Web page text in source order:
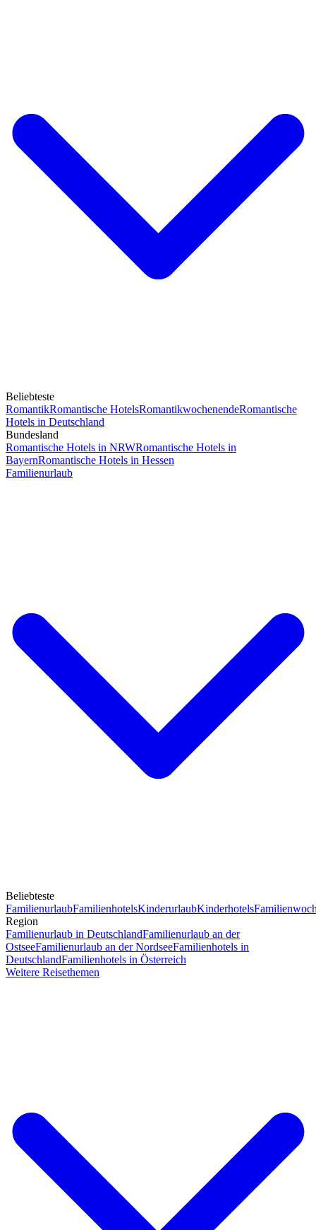
Beliebteste
RomantikRomantische HotelsRomantikwochenendeRomantische
Hotels in Deutschland
Bundesland
Romantische Hotels in NRWRomantische Hotels in
BayernRomantische Hotels in Hessen
Familienurlaub
Beliebteste
FamilienurlaubFamilienhotelsKinderurlaubKinderhotels
Region
Familienurlaub in DeutschlandFamilienurlaub an der
OstseeFamilienurlaub an der NordseeFamilienhotels in
DeutschlandFamilienhotels in Österreich
Weitere Reisethemen